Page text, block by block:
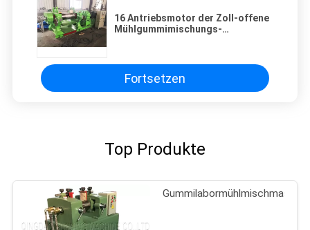
16 Antriebsmotor der Zoll-offene
Mühlgummimischungs-
Fortsetzen
Top Produkte